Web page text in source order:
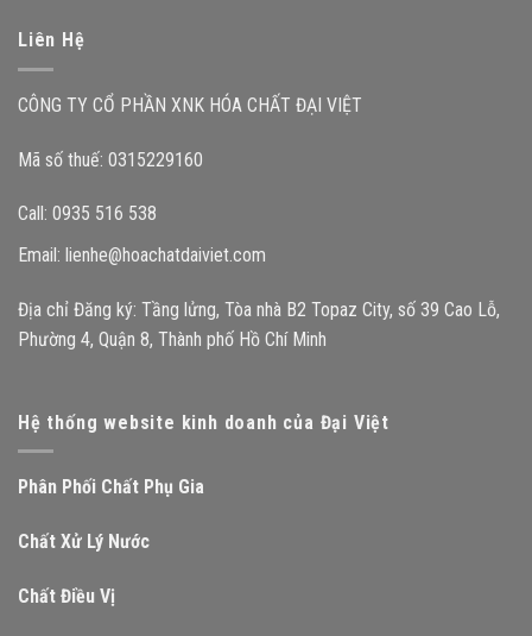
Liên Hệ
CÔNG TY CỔ PHẦN XNK HÓA CHẤT ĐẠI VIỆT
Mã số thuế: 0315229160
Call: 0935 516 538
Email: lienhe@hoachatdaiviet.com
Địa chỉ Đăng ký: Tầng lửng, Tòa nhà B2 Topaz City, số 39 Cao Lỗ,
Phường 4, Quận 8, Thành phố Hồ Chí Minh
Hệ thống website kinh doanh của Đại Việt
Phân Phối Chất Phụ Gia
Chất Xử Lý Nước
Chất Điều Vị